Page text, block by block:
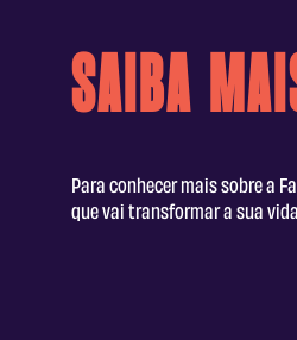
Saiba
Para conhecer mais sobre a
que vai transformar a sua